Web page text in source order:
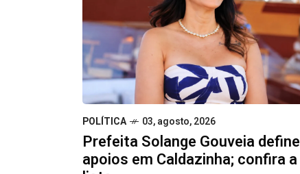
POLÍTICA 03, agosto, 2026
Prefeita Solange Gouveia define
apoios em Caldazinha; confira a